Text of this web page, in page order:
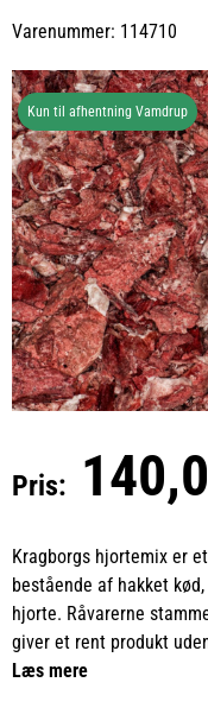
Varenummer: 114710
Kun til afhentning Vamdrup
Pris:
Kragborgs hjortemix er
bestående af hakket
hjorte. Råvarerne
giver et rent produkt
Læs mere